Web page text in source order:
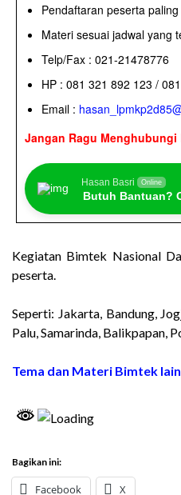
Pendaftaran peserta
Materi sesuai jadwal yang
Telp/Fax : 021-21478776
HP : 081 321 892 123 /
Email :
Jangan Ragu
Hasan Basri Online
Butuh Bantuan?
Kegiatan Bimtek Nasional
peserta.
Seperti: Jakarta, Bandung,
Palu, Samarinda, Balikpapan,
Tema dan Materi Bimtek
Bagikan ini:
Facebook X